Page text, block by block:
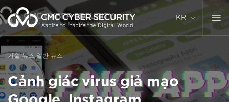
콘
텐
로
뛰
기
KR
기술 뉴스 일반 뉴스
Cảnh giác virus giả mạo